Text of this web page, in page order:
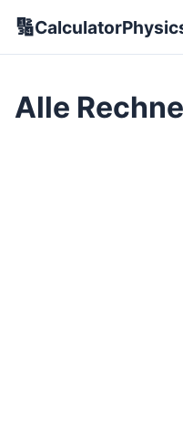
🔢
Alle